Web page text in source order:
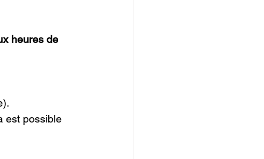
heures de
est possible